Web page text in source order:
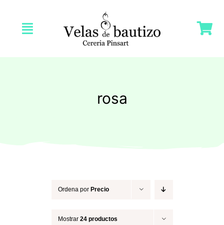
Toggle
Velas Comunión
rosa
Ordena por Precio
Mostrar 24 productos